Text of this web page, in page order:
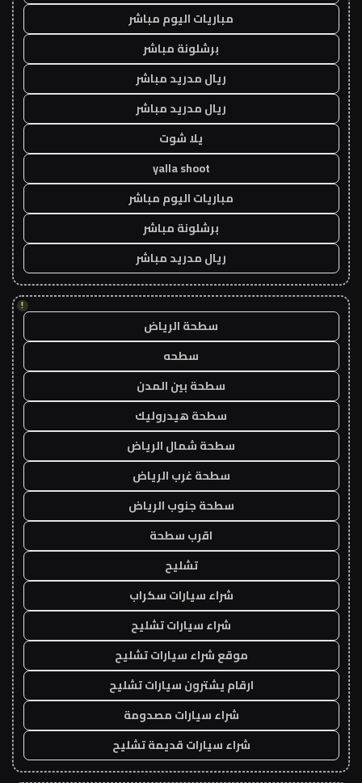
مباريات اليوم مباشر
برشلونة مباشر
ريال مدريد مباشر
ريال مدريد مباشر
يلا شوت
yalla shoot
مباريات اليوم مباشر
برشلونة مباشر
ريال مدريد مباشر
!
سطحة الرياض
سطحه
سطحة بين المدن
سطحة هيدروليك
سطحة شمال الرياض
سطحة غرب الرياض
سطحة جنوب الرياض
اقرب سطحة
تشليح
شراء سيارات سكراب
شراء سيارات تشليح
موقع شراء سيارات تشليح
ارقام يشترون سيارات تشليح
شراء سيارات مصدومة
شراء سيارات قديمة تشليح